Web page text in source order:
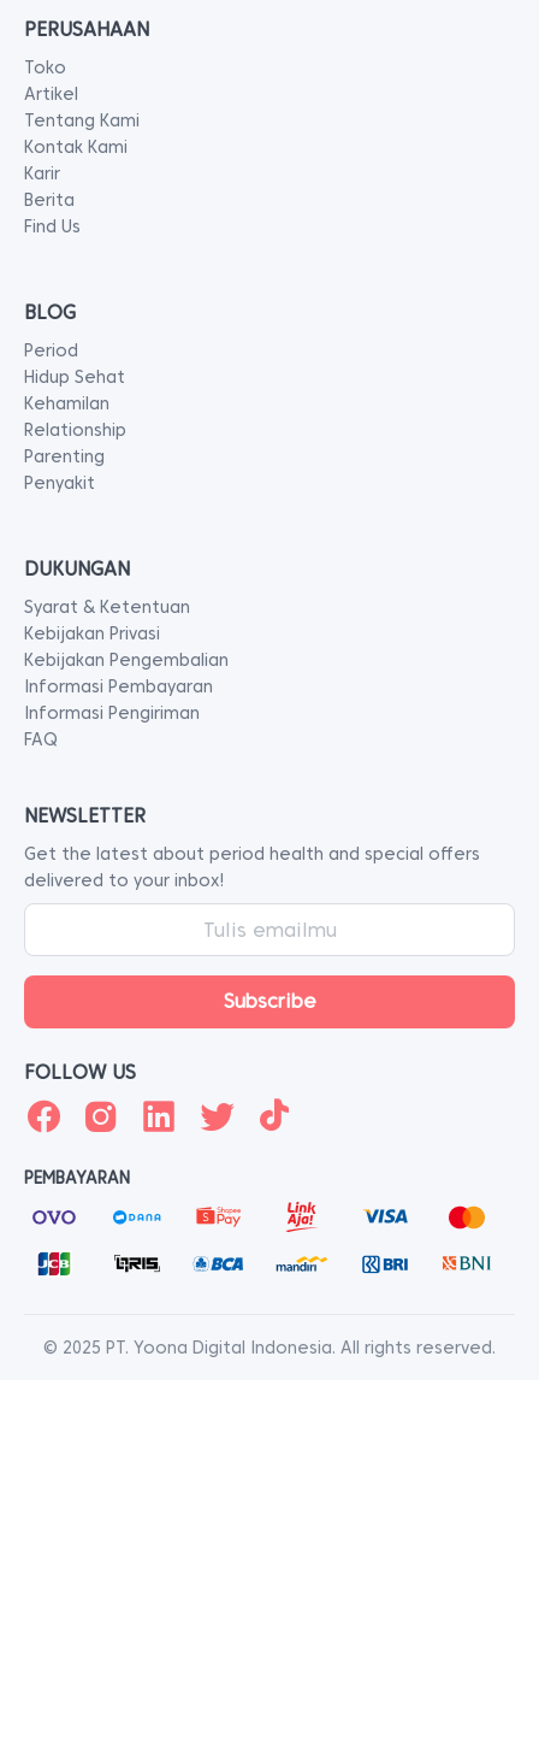
PERUSAHAAN
Toko
Artikel
Tentang Kami
Kontak Kami
Karir
Berita
Find Us
BLOG
Period
Hidup Sehat
Kehamilan
Relationship
Parenting
Penyakit
DUKUNGAN
Syarat & Ketentuan
Kebijakan Privasi
Kebijakan Pengembalian
Informasi Pembayaran
Informasi Pengiriman
FAQ
NEWSLETTER
Get the latest about period health and special offers
delivered to your inbox!
FOLLOW US
PEMBAYARAN
© 2025 PT. Yoona Digital Indonesia. All rights reserved.